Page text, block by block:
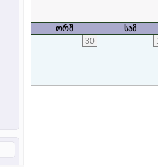
ორშ
სამ
30